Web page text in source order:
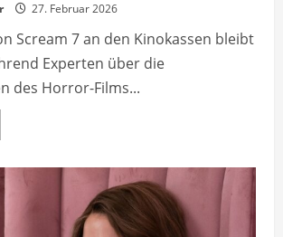
27. Februar 2026
Scream 7 an den Kinokassen bleibt
Experten über die
des Horror-Films...